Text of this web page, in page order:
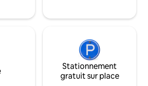
!
situé derrière un
Stationnement
gratuit sur place